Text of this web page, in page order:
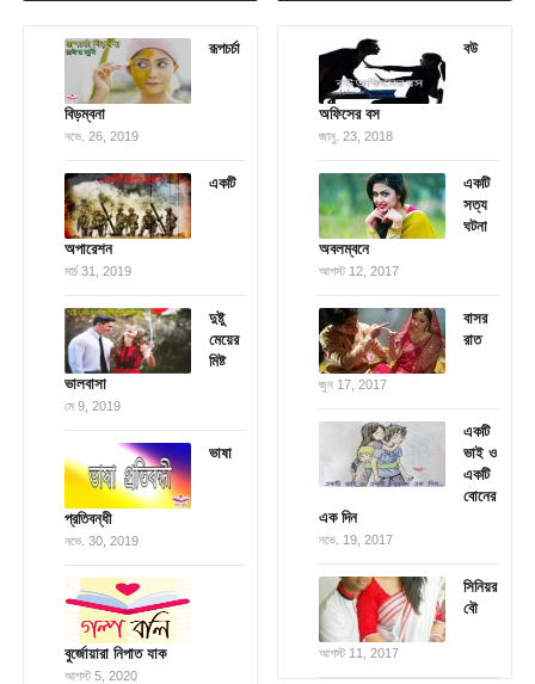
রূপচর্চা
বিড়ম্বনা
নভে. 26, 2019
একটি
অপারেশন
মার্চ 31, 2019
দুষ্টু
মেয়ের
মিষ্ট
ভালবাসা
মে 9, 2019
ভাষা
প্রতিবন্ধী
নভে. 30, 2019
বুর্জোয়ারা নিপাত যাক
আগস্ট 5, 2020
বউ
অফিসের বস
জানু. 23, 2018
একটি
সত্য
ঘটনা
অবলম্বনে
আগস্ট 12, 2017
বাসর
রাত
জুন 17, 2017
একটি
ভাই ও
একটি
বোনের
এক দিন
নভে. 19, 2017
সিনিয়র
বৌ
আগস্ট 11, 2017